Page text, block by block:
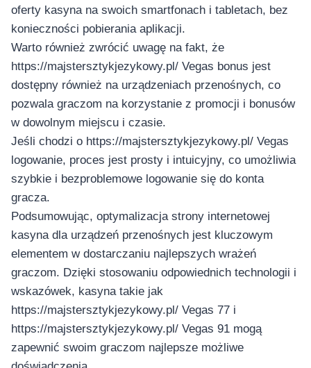
oferty kasyna na swoich smartfonach i tabletach, bez
konieczności pobierania aplikacji.
Warto również zwrócić uwagę na fakt, że
https://majstersztykjezykowy.pl/ Vegas bonus jest
dostępny również na urządzeniach przenośnych, co
pozwala graczom na korzystanie z promocji i bonusów
w dowolnym miejscu i czasie.
Jeśli chodzi o https://majstersztykjezykowy.pl/ Vegas
logowanie, proces jest prosty i intuicyjny, co umożliwia
szybkie i bezproblemowe logowanie się do konta
gracza.
Podsumowując, optymalizacja strony internetowej
kasyna dla urządzeń przenośnych jest kluczowym
elementem w dostarczaniu najlepszych wrażeń
graczom. Dzięki stosowaniu odpowiednich technologii i
wskazówek, kasyna takie jak
https://majstersztykjezykowy.pl/ Vegas 77 i
https://majstersztykjezykowy.pl/ Vegas 91 mogą
zapewnić swoim graczom najlepsze możliwe